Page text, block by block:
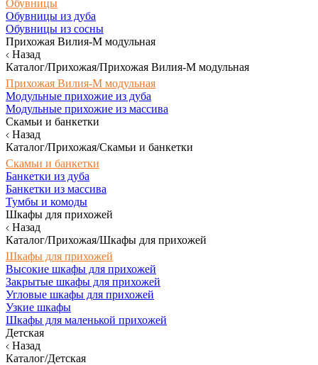
Обувницы
Обувницы из дуба
Обувницы из сосны
Прихожая Вилия-М модульная
Назад
Каталог/Прихожая/Прихожая Вилия-М модульная
Прихожая Вилия-М модульная
Модульные прихожие из дуба
Модульные прихожие из массива
Скамьи и банкетки
Назад
Каталог/Прихожая/Скамьи и банкетки
Скамьи и банкетки
Банкетки из дуба
Банкетки из массива
Тумбы и комоды
Шкафы для прихожей
Назад
Каталог/Прихожая/Шкафы для прихожей
Шкафы для прихожей
Высокие шкафы для прихожей
Закрытые шкафы для прихожей
Угловые шкафы для прихожей
Узкие шкафы
Шкафы для маленькой прихожей
Детская
Назад
Каталог/Детская